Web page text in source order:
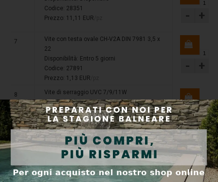
Codice: 28351
Prezzo: 11,11 EUR
- +
7
Vite con testa ovale CH-V2A DIN 7981 3,5 x
22
Disponibilità: Entro 5 giorni
Codice: 27891
Prezzo: 1,13 EUR
- +
8
Vite di serraggio UVC 7/9/11W
Disponibilità:Entro 5 giorni
Codice: 12049OA
Prezzo: 2,45 EUR/pz - +
O-ring Viton 32x4 SH70
Disponibilità: Entro 5 giorni
Prezzo:
- +